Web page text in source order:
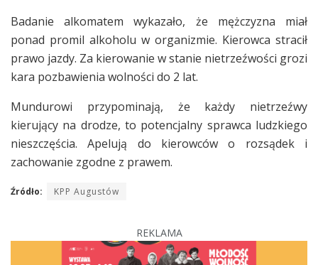
Badanie alkomatem wykazało, że mężczyzna miał
ponad promil alkoholu w organizmie. Kierowca stracił
prawo jazdy. Za kierowanie w stanie nietrzeźwości grozi
kara pozbawienia wolności do 2 lat.
Mundurowi przypominają, że każdy nietrzeźwy
kierujący na drodze, to potencjalny sprawca ludzkiego
nieszczęścia. Apelują do kierowców o rozsądek i
zachowanie zgodne z prawem.
Źródło: KPP Augustów
REKLAMA